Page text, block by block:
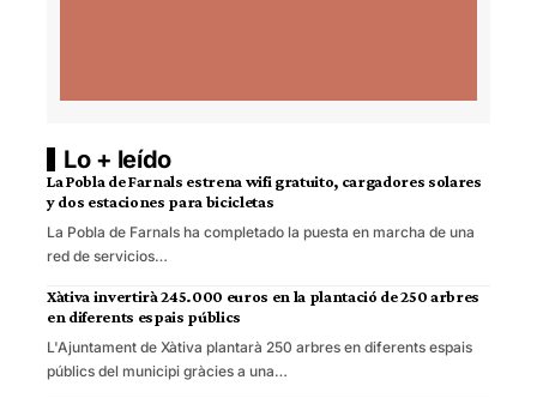
Lo + leído
La Pobla de Farnals estrena wifi gratuito, cargadores solares
y dos estaciones para bicicletas
La Pobla de Farnals ha completado la puesta en marcha de una
red de servicios…
Xàtiva invertirà 245.000 euros en la plantació de 250 arbres
en diferents espais públics
L'Ajuntament de Xàtiva plantarà 250 arbres en diferents espais
públics del municipi gràcies a una…